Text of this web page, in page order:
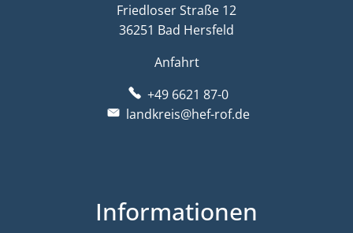
Friedloser Straße 12
36251 Bad Hersfeld
Anfahrt
+49 6621 87-0
landkreis@hef-rof.de
Informationen